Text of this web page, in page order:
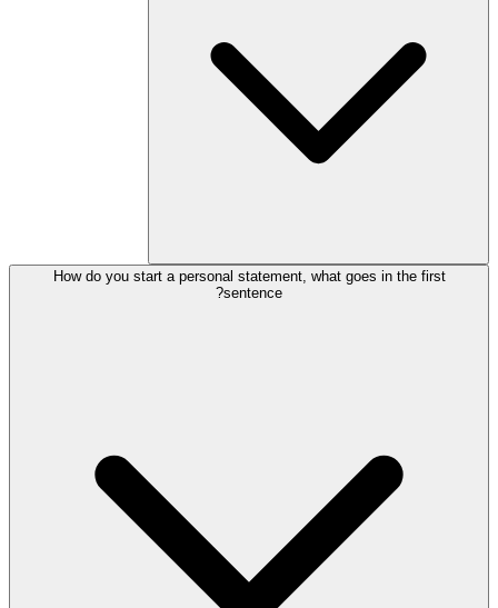
How do you start a personal statement, what goes in the first
sentence?